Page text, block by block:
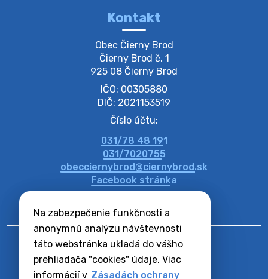
Na zabezpečenie funkčnosti a
anonymnú analýzu návštevnosti
táto webstránka ukladá do vášho
prehliadača "cookies" údaje. Viac
informácií v Zásadách ochrany
Zber separovaného odpadu plastu-
Szeparált műanya…
Oznamujeme obyvateľom, že v stredu 05. augusta
prebehne zber separovaného odpadu plastu. Prosíme
obyvateľov, aby vrecia s odpadom vyložili pred dom už
večer vopred, nakoľko firma F…
4. augusta 2026 09:51
Oznámenie o plánovanom prerušení dodávky
elektri…
Oznamujeme Vám, že v určitých dňoch bude v
niektorých častiach našej obce plánované prerušenie
distribúcie elektrickej energie. Podrobné informácie o
dátumoch, časoch a dotknutých …
4. augusta 2026 09:48
Zber BIO odpadu-BIO hulladék elszállítása
Kontakt
Obec Čierny Brod
Čierny Brod č. 1
925 08 Čierny Brod
IČO: 00305880
DIČ: 2021153519
Číslo účtu:
031/78 48 191
031/7020755
obecciernybrod@ciernybrod.sk
Facebook stránka